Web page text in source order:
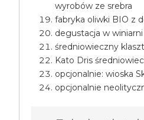
wyrobów ze srebra
fabryka oliwki BIO z
degustacja w winiarni
średniowieczny
Kato Dris
opcjonalnie: wioska
opcjonalnie